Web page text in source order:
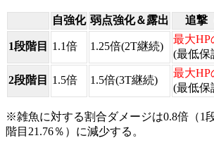
自強化 弱点強化＆露出 追撃
1段階目 1.1倍 1.25倍(2T継続)
最大HP
(最低保
2段階目 1.5倍 1.5倍(3T継続)
最大HP
(最低保
※雑魚に対する割合ダメージは0.8倍（1
階目21.76％）に減少する。